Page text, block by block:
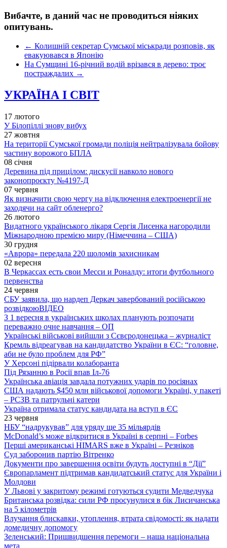
Вибачте, в даний час не проводиться ніяких
опитувань.
← Колишній секретар Сумської міськради розповів, як
евакуювався в Японію
На Сумщині 16-річний водій врізався в дерево: троє
постраждалих →
УКРАЇНА І СВІТ
17 лютого
У Білопіллі знову вибух
27 жовтня
На території Сумської громади поліція нейтралізувала бойову
частину ворожого БПЛА
08 січня
Деревина під прицілом: дискусії навколо нового
законопроєкту №4197-Д
07 червня
Як визначити свою чергу на відключення електроенергії не
заходячи на сайт обленерго?
26 лютого
Видатного українського лікаря Сергія Лисенка нагородили
Міжнародною премією миру (Німеччина – США)
30 грудня
«Аврора» передала 220 шоломів захисникам
02 вересня
В Черкассах есть свои Месси и Роналду: итоги футбольного
первенства
24 червня
СБУ заявила, що нардеп Деркач завербований російською
розвідкоюВІДЕО
З 1 вересня в українських школах планують розпочати
переважно очне навчання – ОП
Українські військові вийшли з Сєвєродонецька – журналіст
Кремль відреагував на кандидатство України в ЄС: “головне,
аби не було проблем для РФ”
У Херсоні підірвали колаборанта
Під Рязанню в Росії впав Іл-76
Українська авіація завдала потужних ударів по росіянах
США надають $450 млн військової допомоги Україні, у пакеті
– РСЗВ та патрульні катери
Україна отримала статус кандидата на вступ в ЄС
23 червня
НБУ “надрукував” для уряду ще 35 мільярдів
McDonald’s може відкритися в Україні в серпні – Forbes
Перші американські HIMARS вже в Україні – Резніков
Суд заборонив партію Вітренко
Документи про завершення освіти будуть доступні в “Дії”
Європарламент підтримав кандидатський статус для України і
Молдови
У Львові у закритому режимі готуються судити Медведчука
Британська розвідка: сили РФ просунулися в бік Лисичанська
на 5 кілометрів
Влучання блискавки, утоплення, втрата свідомості: як надати
домедичну допомогу
Зеленський: Пришвидшення перемоги – наша національна
мета